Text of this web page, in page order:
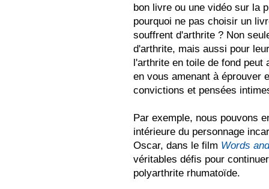
bon livre ou une vidéo sur la
pourquoi ne pas choisir un
souffrent d'arthrite ? Non
d'arthrite, mais aussi pour
l'arthrite en toile de fond peut
en vous amenant à éprouver
convictions et pensées
Par exemple, nous pouvons
intérieure du personnage
Oscar, dans le film Words
véritables défis pour
polyarthrite rhumatoïde.